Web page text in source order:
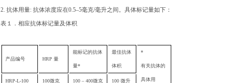
2. 抗体用量: 抗体浓度应在0.5–5毫克/毫升之间。具体标记量如下：
表１．相应抗体标记量及体积
产品编号 HRP 量
能标记的抗体
量*
最佳抗体
体积
*
有关抗体的
具体用
HRP-L-100 100微克 100 – 400微克 100 微升